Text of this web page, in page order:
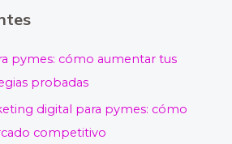
pymes: cómo aumentar tus
probadas
digital para pymes: cómo
competitivo